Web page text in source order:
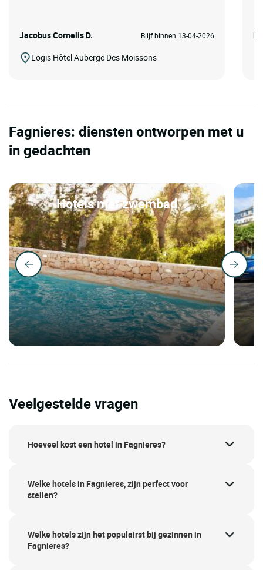
Jacobus Cornelis D. Blijf binnen 13-04-2026
Logis Hôtel Auberge Des Moissons
Fagnieres: diensten ontworpen met u
in gedachten
Hotels met zwembad
Veelgestelde vragen
Hoeveel kost een hotel in Fagnieres?
Welke hotels in Fagnieres, zijn perfect voor
stellen?
Welke hotels zijn het populairst bij gezinnen in
Fagnieres?